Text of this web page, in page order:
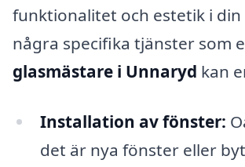
funktionalitet och estetik i
några specifika tjänster som
glasmästare i Unnaryd kan
Installation av fönster:
det är nya fönster eller